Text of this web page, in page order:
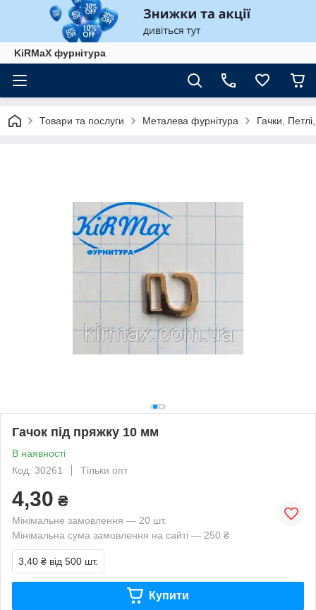
KiRMaХ фурнітура
Товари та послуги Металева фурнітура Гачки,
Гачок під пряжку 10 мм
В наявності
Код: 30261
Тільки опт
4,30 ₴
Мінімальне замовлення — 20 шт.
Мінімальна сума замовлення на сайті — 250 ₴
3,40 ₴ від 500 шт.
Купити